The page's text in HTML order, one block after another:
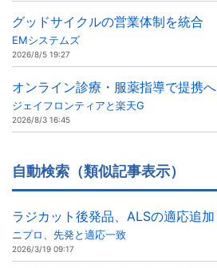
グッドサイクルの営業体制を統合
EMシステムズ
2026/8/5 19:27
オンライン診療・服薬指導で提携へ
ジェイフロンティアと楽天G
2026/8/3 16:45
自動検索（類似記事表示）
ラジカット後発品、ALSの適応追加
ニプロ、先発と適応一致
2026/3/19 09:17